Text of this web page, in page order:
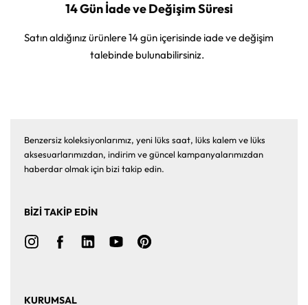
14 Gün İade ve Değişim Süresi
Satın aldığınız ürünlere 14 gün içerisinde iade ve değişim
talebinde bulunabilirsiniz.
Benzersiz koleksiyonlarımız, yeni lüks saat, lüks kalem ve lüks
aksesuarlarımızdan, indirim ve güncel kampanyalarımızdan
haberdar olmak için bizi takip edin.
BİZİ TAKİP EDİN
KURUMSAL